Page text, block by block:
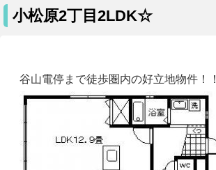
小松原2丁目2LDK☆
谷山電停まで徒歩圏内の好立地物件！！